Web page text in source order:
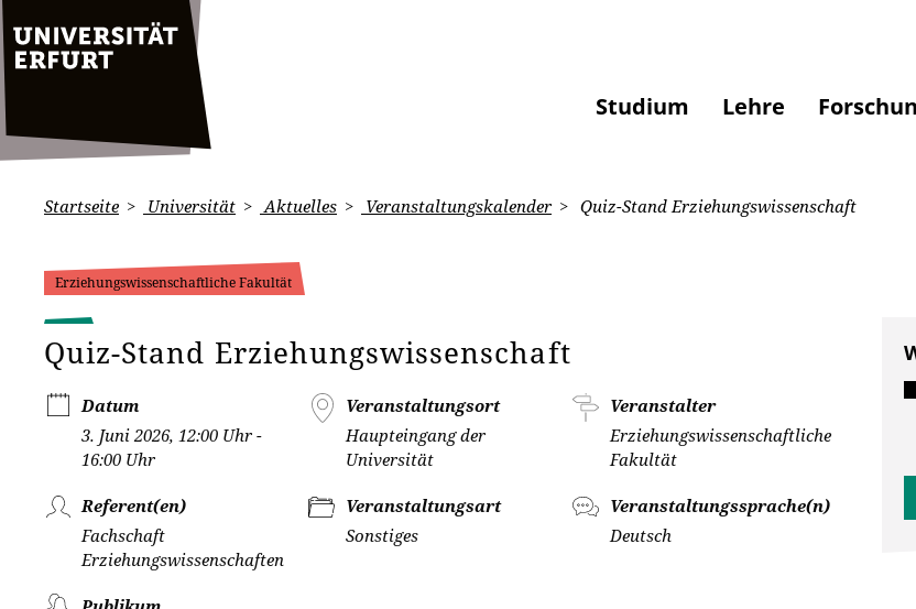
Studium Lehre
Startseite Universität Aktuelles Veranstaltungskalender Quiz-Stand Erziehungswissenschaft
Erziehungswissenschaftliche Fakultät
Quiz-Stand Erziehungswissenschaft
Datum
3. Juni 2026, 12:00 Uhr -
16:00 Uhr
Veranstaltungsort
Haupteingang der
Universität
Veranstalter
Erziehungswissenschaftliche
Fakultät
Referent(en)
Fachschaft
Erziehungswissenschaften
Veranstaltungsart
Sonstiges
Veranstaltungssprache(n)
Deutsch